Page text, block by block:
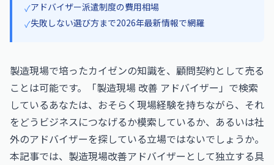
✓アドバイザー派遣制度の費用相場
✓失敗しない選び方まで2026年最新情報で網羅
製造現場で培ったカイゼンの知識を、顧問契約として売る
ことは可能です。「製造現場 改善 アドバイザー」で検索
しているあなたは、おそらく現場経験を持ちながら、それ
をどうビジネスにつなげるか模索しているか、あるいは社
外のアドバイザーを探している立場ではないでしょうか。
本記事では、製造現場改善アドバイザーとして独立する具